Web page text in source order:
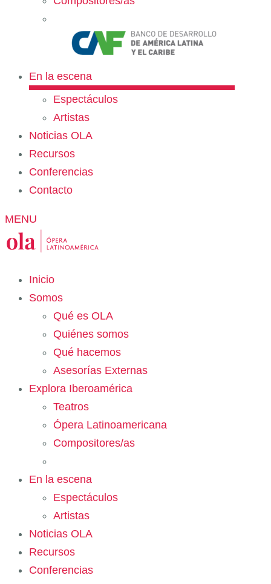
En la escena
Espectáculos
Artistas
Noticias OLA
Recursos
Conferencias
Contacto
MENU
Inicio
Somos
Qué es OLA
Quiénes somos
Qué hacemos
Asesorías Externas
Explora Iberoamérica
Teatros
Ópera Latinoamericana
Compositores/as
En la escena
Espectáculos
Artistas
Noticias OLA
Recursos
Conferencias